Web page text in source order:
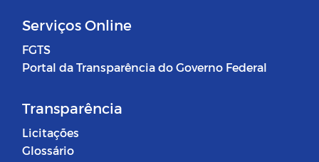
Serviços Online
FGTS
Portal da Transparência do Governo Federal
Transparência
Licitações
Glossário